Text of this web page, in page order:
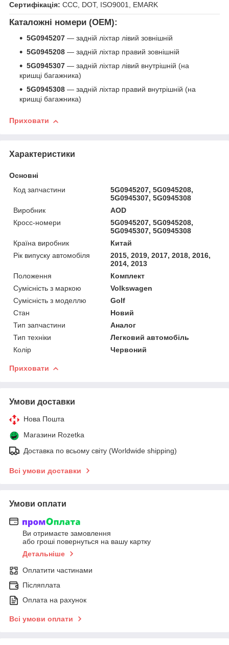
Сертифікація: CCC, DOT, ISO9001, EMARK
Каталожні номери (OEM):
5G0945207 — задній ліхтар лівий зовнішній
5G0945208 — задній ліхтар правий зовнішній
5G0945307 — задній ліхтар лівий внутрішній (на
кришці багажника)
5G0945308 — задній ліхтар правий внутрішній (на
кришці багажника)
Приховати
Характеристики
Основні
Код запчастини
5G0945207, 5G0945208,
5G0945307, 5G0945308
Виробник
AOD
Кросс-номери
5G0945207, 5G0945208,
5G0945307, 5G0945308
Країна виробник
Китай
Рік випуску автомобіля
2015, 2019, 2017, 2018, 2016,
2014, 2013
Положення
Комплект
Сумісність з маркою
Volkswagen
Сумісність з моделлю
Golf
Стан
Новий
Тип запчастини
Аналог
Тип техніки
Легковий автомобіль
Колір
Червоний
Приховати
Умови доставки
Нова Пошта
Магазини Rozetka
Доставка по всьому світу (Worldwide shipping)
Всі умови доставки
Умови оплати
Ви отримаєте замовлення
або гроші повернуться на вашу картку
Детальніше
Оплатити частинами
Післяплата
Оплата на рахунок
Всі умови оплати